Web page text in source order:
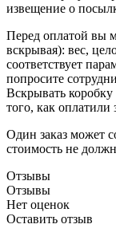
извещение о
Перед оплатой вы
вскрывая): вес,
соответствует
попросите
Вскрывать коробку
того, как оплатили
Один заказ может
стоимость не
Отзывы
Отзывы
Нет оценок
Оставить отзыв